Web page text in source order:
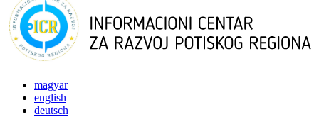
magyar
english
deutsch